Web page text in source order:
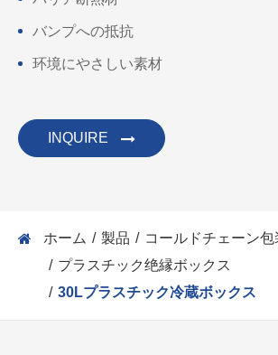
バンプへの抵抗
环境にやさしい素材
INQUIRE
ホーム 製品
コールドチェーン包
プラスチック绝縁ボックス
30Lプラスチック冷蔵ボックス